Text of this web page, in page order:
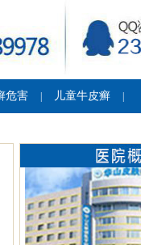
危害 儿童牛皮癣